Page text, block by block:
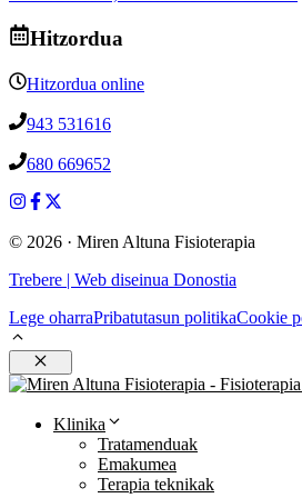
Hitzordua
Hitzordua online
943 531616
680 669652
© 2026 · Miren Altuna Fisioterapia
Trebere | Web diseinua Donostia
Lege oharraPribatutasun politikaCookie
Itxi
Klinika
Tratamenduak
Emakumea
Terapia teknikak